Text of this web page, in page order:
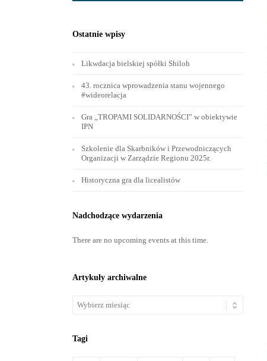
Ostatnie wpisy
Likwdacja bielskiej spółki Shiloh
43. rocznica wprowadzenia stanu wojennego
#wideorelacja
Gra „TROPAMI SOLIDARNOŚCI” w obiektywie
IPN
Szkolenie dla Skarbników i Przewodniczących
Organizacji w Zarządzie Regionu 2025r.
Historyczna gra dla licealistów
Nadchodzące wydarzenia
There are no upcoming events at this time.
Artykuły archiwalne
Artykuły
Tagi